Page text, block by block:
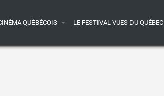
QUÉBÉCOIS LE FESTIVAL VUES DU QUÉBEC